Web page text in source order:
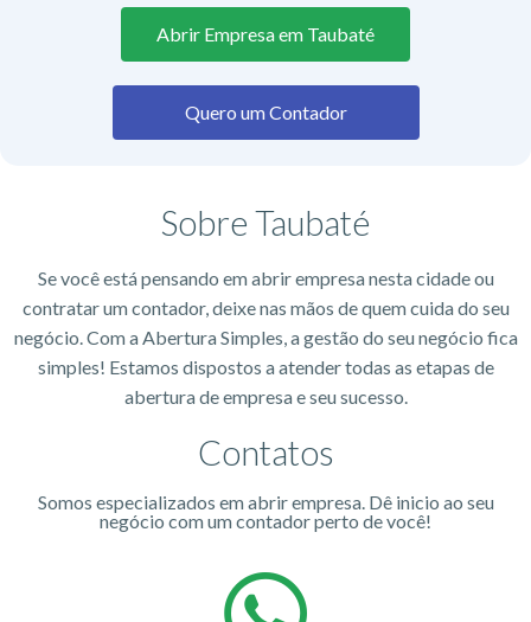
Abrir Empresa em Taubaté
Quero um Contador
Sobre Taubaté
Se você está pensando em abrir empresa nesta cidade ou
contratar um contador, deixe nas mãos de quem cuida do seu
negócio. Com a Abertura Simples, a gestão do seu negócio fica
simples! Estamos dispostos a atender todas as etapas de
abertura de empresa e seu sucesso.
Contatos
Somos especializados em abrir empresa. Dê inicio ao seu
negócio com um contador perto de você!